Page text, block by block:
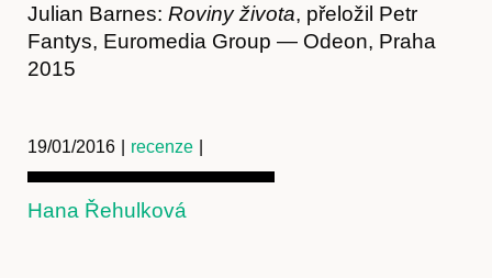
Julian Barnes: Roviny života, přeložil Petr
Fantys, Euromedia Group — Odeon, Praha
2015
19/01/2016 recenze
Hana Řehulková